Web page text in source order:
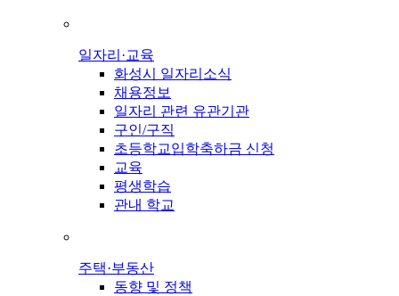
일자리·교육
화성시 일자리소식
채용정보
일자리 관련 유관기관
구인/구직
초등학교입학축하금 신청
교육
평생학습
관내 학교
주택·부동산
동향 및 정책